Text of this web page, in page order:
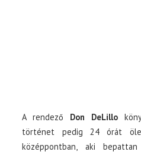
A rendező Don DeLillo
történet pedig 24 órát
középpontban, aki